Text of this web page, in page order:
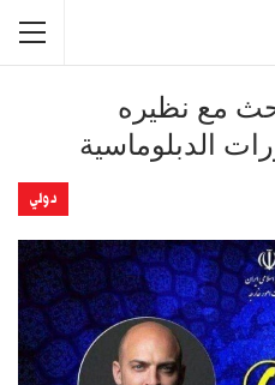
مع نظيره
الدبلوماسية
دولي